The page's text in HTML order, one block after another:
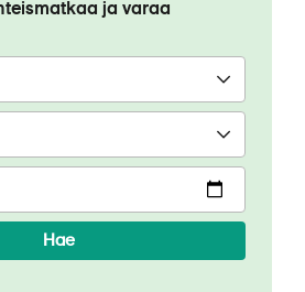
Äkkilähdöt
Suosikit
OTA YHTEYTTÄ
ja varaa
Hae